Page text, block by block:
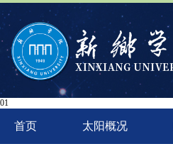
01
首页 太阳概况